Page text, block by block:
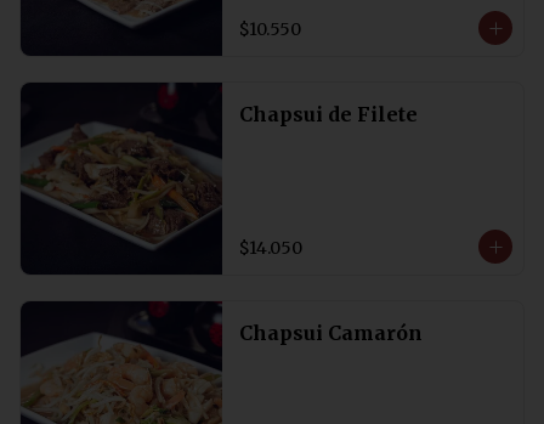
$10.550
Chapsui de Filete
$14.050
Chapsui Camarón